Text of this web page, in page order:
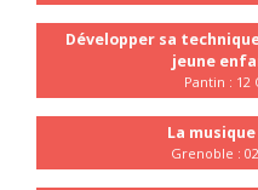
Développer sa
jeune
Pantin : 12
La
Grenoble :